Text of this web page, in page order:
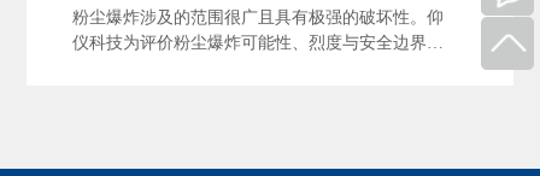
粉尘爆炸涉及的范围很广且具有极强的破坏性。仰
仪科技为评价粉尘爆炸可能性、烈度与安全边界提